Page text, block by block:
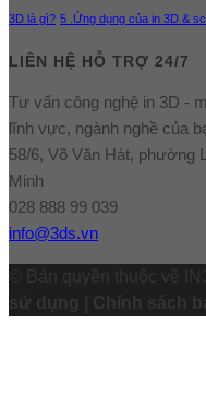
3D là gì? 5 .Ứng dụng của in 3D &
LIÊN HỆ HỖ TRỢ 24/7
Tư vấn công nghệ in 3D -
lĩnh vực, ngành nghề của
58/6, Võ Văn Hát, phường
Minh
028 888 99 039
info@3ds.vn
© Bản quyền thuộc về
sử dụng | Chính sách